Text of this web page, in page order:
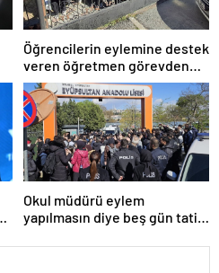
Öğrencilerin eylemine destek
veren öğretmen görevden
uzaklaştırıldı
Okul müdürü eylem
yapılmasın diye beş gün tatil